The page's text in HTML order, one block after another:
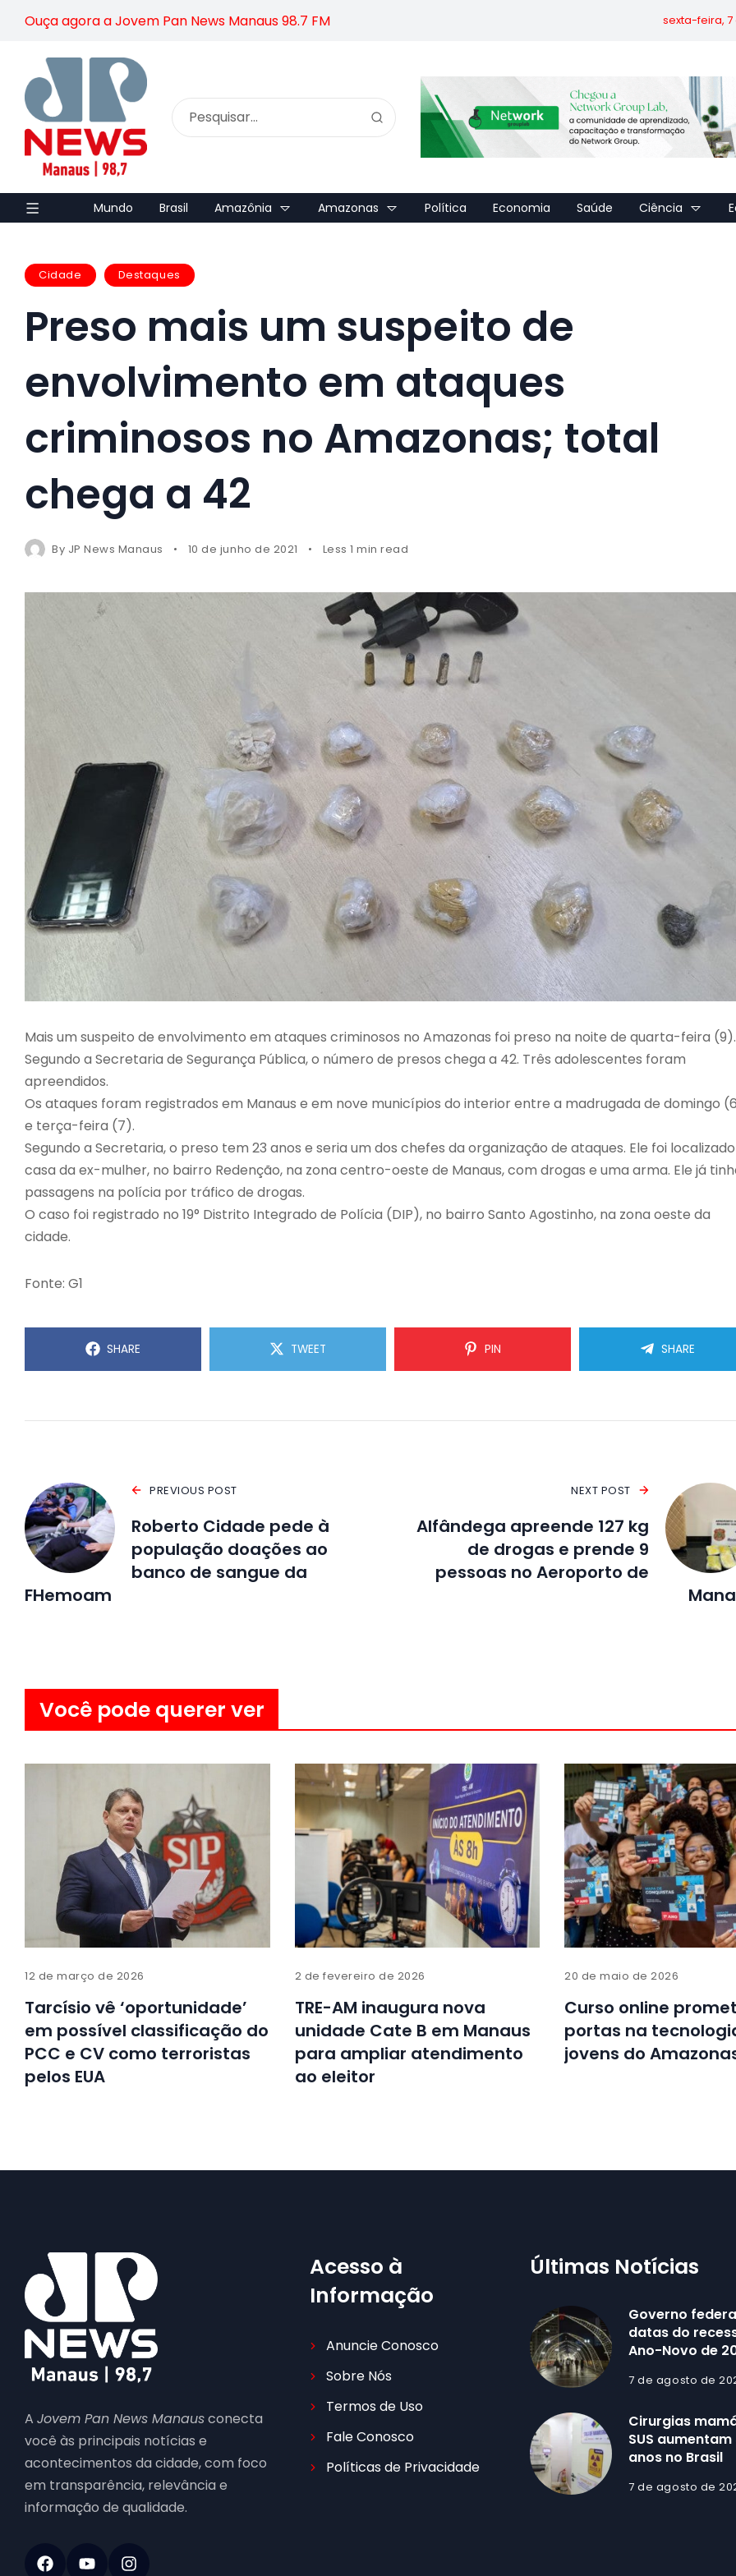
Ouça agora a Jovem Pan News Manaus 98.7 FM sexta-feira, 7
Mundo Brasil Amazônia Amazonas Política Economia Saúde Ciência
Cidade Destaques
Preso mais um suspeito de
envolvimento em ataques
criminosos no Amazonas; total
chega a 42
By JP News Manaus 10 de junho de 2021 Less 1 min read
Mais um suspeito de envolvimento em ataques criminosos no Amazonas foi preso na noite de quarta-feira (9).
Segundo a Secretaria de Segurança Pública, o número de presos chega a 42. Três adolescentes foram
apreendidos.
Os ataques foram registrados em Manaus e em nove municípios do interior entre a madrugada de domingo
e terça-feira (7).
Segundo a Secretaria, o preso tem 23 anos e seria um dos chefes da organização de ataques. Ele foi
casa da ex-mulher, no bairro Redenção, na zona centro-oeste de Manaus, com drogas e uma arma. Ele já
passagens na polícia por tráfico de drogas.
O caso foi registrado no 19° Distrito Integrado de Polícia (DIP), no bairro Santo Agostinho, na zona oeste da
cidade.
Fonte: G1
SHARE TWEET PIN SHARE
PREVIOUS POST
Roberto Cidade pede à
população doações ao
banco de sangue da
FHemoam
NEXT POST
Alfândega apreende 127 kg
de drogas e prende 9
pessoas no Aeroporto de
Você pode querer ver
12 de março de 2026
Tarcísio vê ‘oportunidade’
em possível classificação do
PCC e CV como terroristas
pelos EUA
2 de fevereiro de 2026
TRE-AM inaugura nova
unidade Cate B em Manaus
para ampliar atendimento
ao eleitor
20 de maio de 2026
Curso online
portas na
jovens do
A Jovem Pan News Manausconecta
você às principais notícias e
acontecimentos da cidade, com foco
em transparência, relevância e
informação de qualidade.
Acesso à
Informação
Anuncie Conosco
Sobre Nós
Termos de Uso
Fale Conosco
Políticas de Privacidade
Últimas Notícias
Governo
datas do
Ano-Novo de
7 de agosto de
Cirurgias
SUS
anos no Brasil
7 de agosto de